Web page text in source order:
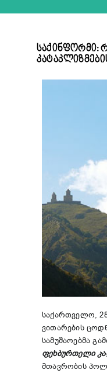
საქინფორმი:
საქართველო, 28
ვითარების
სამუშაოებმა
ფეხბურთელი
მთავრობის